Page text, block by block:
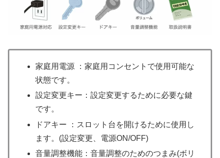
家庭用電源 ：家庭用コンセントで使用可能な
状態です。
設定変更キー：設定変更するために必要な鍵
です。
ドアキー ：スロット台を開けるために使用し
ます。(設定変更、電源ON/OFF)
音量調整機能：音量調整のためのつまみ(ボリ